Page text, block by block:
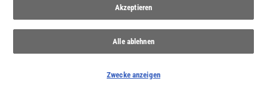
THEMENKANÄLE
Akzeptieren
Alle ablehnen
Zwecke anzeigen